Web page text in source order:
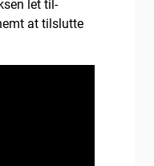
let til-
at tilslutte